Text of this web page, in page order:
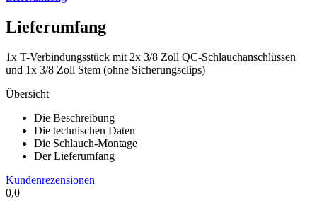
Lieferumfang
1x T-Verbindungsstück mit 2x 3/8 Zoll QC-Schlauchanschlüssen
und 1x 3/8 Zoll Stem (ohne Sicherungsclips)
Übersicht
Die Beschreibung
Die technischen Daten
Die Schlauch-Montage
Der Lieferumfang
Kundenrezensionen
0,0